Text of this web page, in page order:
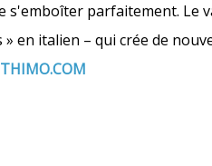
s'emboîter parfaitement. Le
en italien – qui crée de